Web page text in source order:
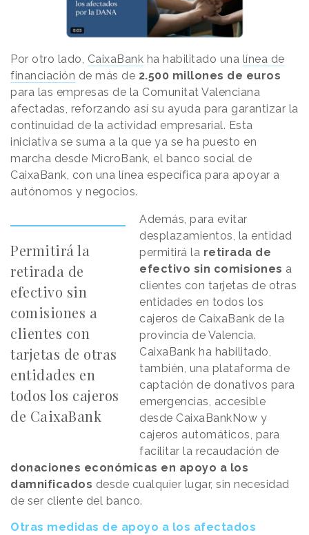
Por otro lado, CaixaBank ha habilitado una línea de
financiación de más de 2.500 millones de euros
para las empresas de la Comunitat Valenciana
afectadas, reforzando así su ayuda para garantizar la
continuidad de la actividad empresarial. Esta
iniciativa se suma a la que ya se ha puesto en
marcha desde MicroBank, el banco social de
CaixaBank, con una línea específica para apoyar a
autónomos y negocios.
Permitirá la
retirada de
efectivo sin
comisiones a
clientes con
tarjetas de otras
entidades en
todos los cajeros
de CaixaBank
Además, para evitar
desplazamientos, la entidad
permitirá la retirada de
efectivo sin comisiones a
clientes con tarjetas de otras
entidades en todos los
cajeros de CaixaBank de la
provincia de Valencia.
CaixaBank ha habilitado,
también, una plataforma de
captación de donativos para
emergencias, accesible
desde CaixaBankNow y
cajeros automáticos, para
facilitar la recaudación de
donaciones económicas en apoyo a los
damnificados desde cualquier lugar, sin necesidad
de ser cliente del banco.
Otras medidas de apoyo a los afectados